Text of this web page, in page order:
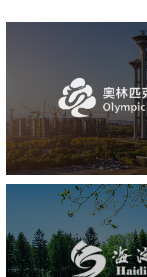
奥体森
旅游休闲 公园 AI人
智慧体育公园
智能步道
海淀